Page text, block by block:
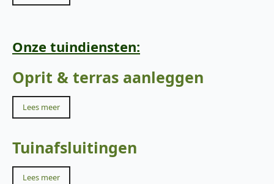
Onze tuindiensten:
Oprit & terras aanleggen
Lees meer
Tuinafsluitingen
Lees meer